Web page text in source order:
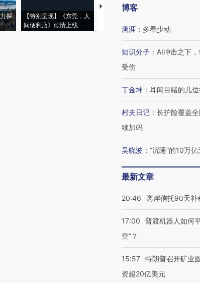
探
【特别呈现】《东莞，人
间便利店》倾情上线
【推广】走进第四届链博
博客
唐涯 ： 多看少动
知识分子 ： AI冲击之下
受伤
丁金坤 ： 耳闻目睹的几
村夫日记 ： 长护险覆盖
续加码
吴晓波 ： “沉睡”的10万
最新文章
20:46 离岸信托90天补
17:00
普渡机器人如何
空”？
15:57 特朗普召开矿业
资超20亿美元